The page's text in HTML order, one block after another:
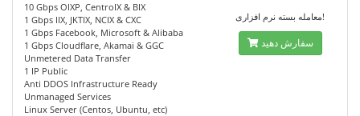
10 Gbps OIXP, CentroIX & BIX
1 Gbps IIX, JKTIX, NCIX & CXC
1 Gbps Facebook, Microsoft & Alibaba
1 Gbps Cloudflare, Akamai & GGC
Unmetered Data Transfer
1 IP Public
Anti DDOS Infrastructure Ready
Unmanaged Services
Linux Server (Centos, Ubuntu, etc)
معامله بسته نرم افزاری!
سفارش دهید